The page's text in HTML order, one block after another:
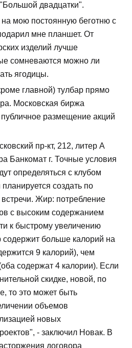
двадцатки".
мою постоянную беготню с
мне планшет. От
изделий лучше
сомневаются можно ли
ягодицы.
главной) тулбар прямо
Московская биржа
размещение акций
пр-кт, 212, литер А
Банкомат г. Точные условия
определяться с клубом
создать по
Жир: потребление
с высоким содержанием
к быстрому увеличению
содержит больше калорий на
9 калорий), чем
содержат 4 калории). Если
скидке, новой, по
то это может быть
объемов
новых
- заключил Новак. В
договора